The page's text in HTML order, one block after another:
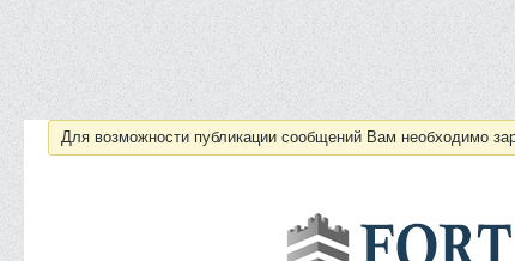
Для возможности публикации сообщений Вам необходимо